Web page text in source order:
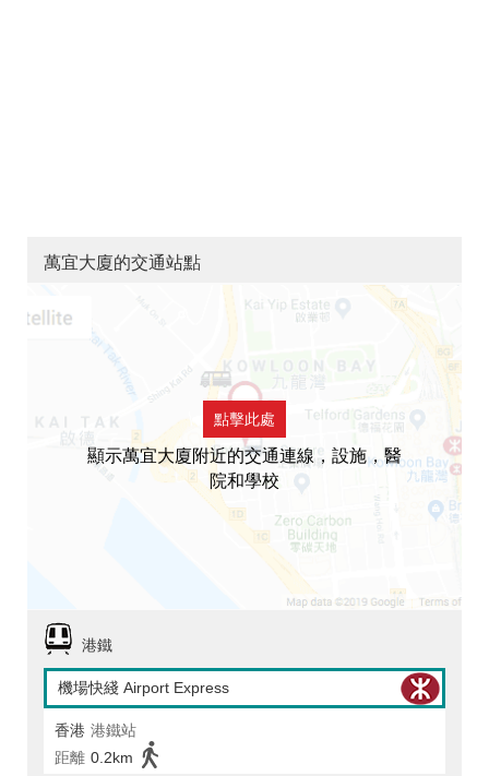
萬宜大廈的交通站點
點擊此處
顯示萬宜大廈附近的交通連線，設施，醫
院和學校
港鐵
機場快綫 Airport Express
香港 港鐵站
距離 0.2km